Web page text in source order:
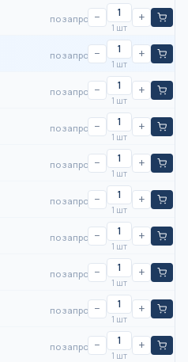
по запросу−
1 шт
+
по запросу−
1 шт
+
по запросу−
1 шт
+
по запросу−
1 шт
+
по запросу−
1 шт
+
по запросу−
1 шт
+
по запросу−
1 шт
+
по запросу−
1 шт
+
по запросу−
1 шт
+
по запросу−
1 шт
+